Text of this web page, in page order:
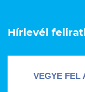
Hírlevél
VEGYE FEL